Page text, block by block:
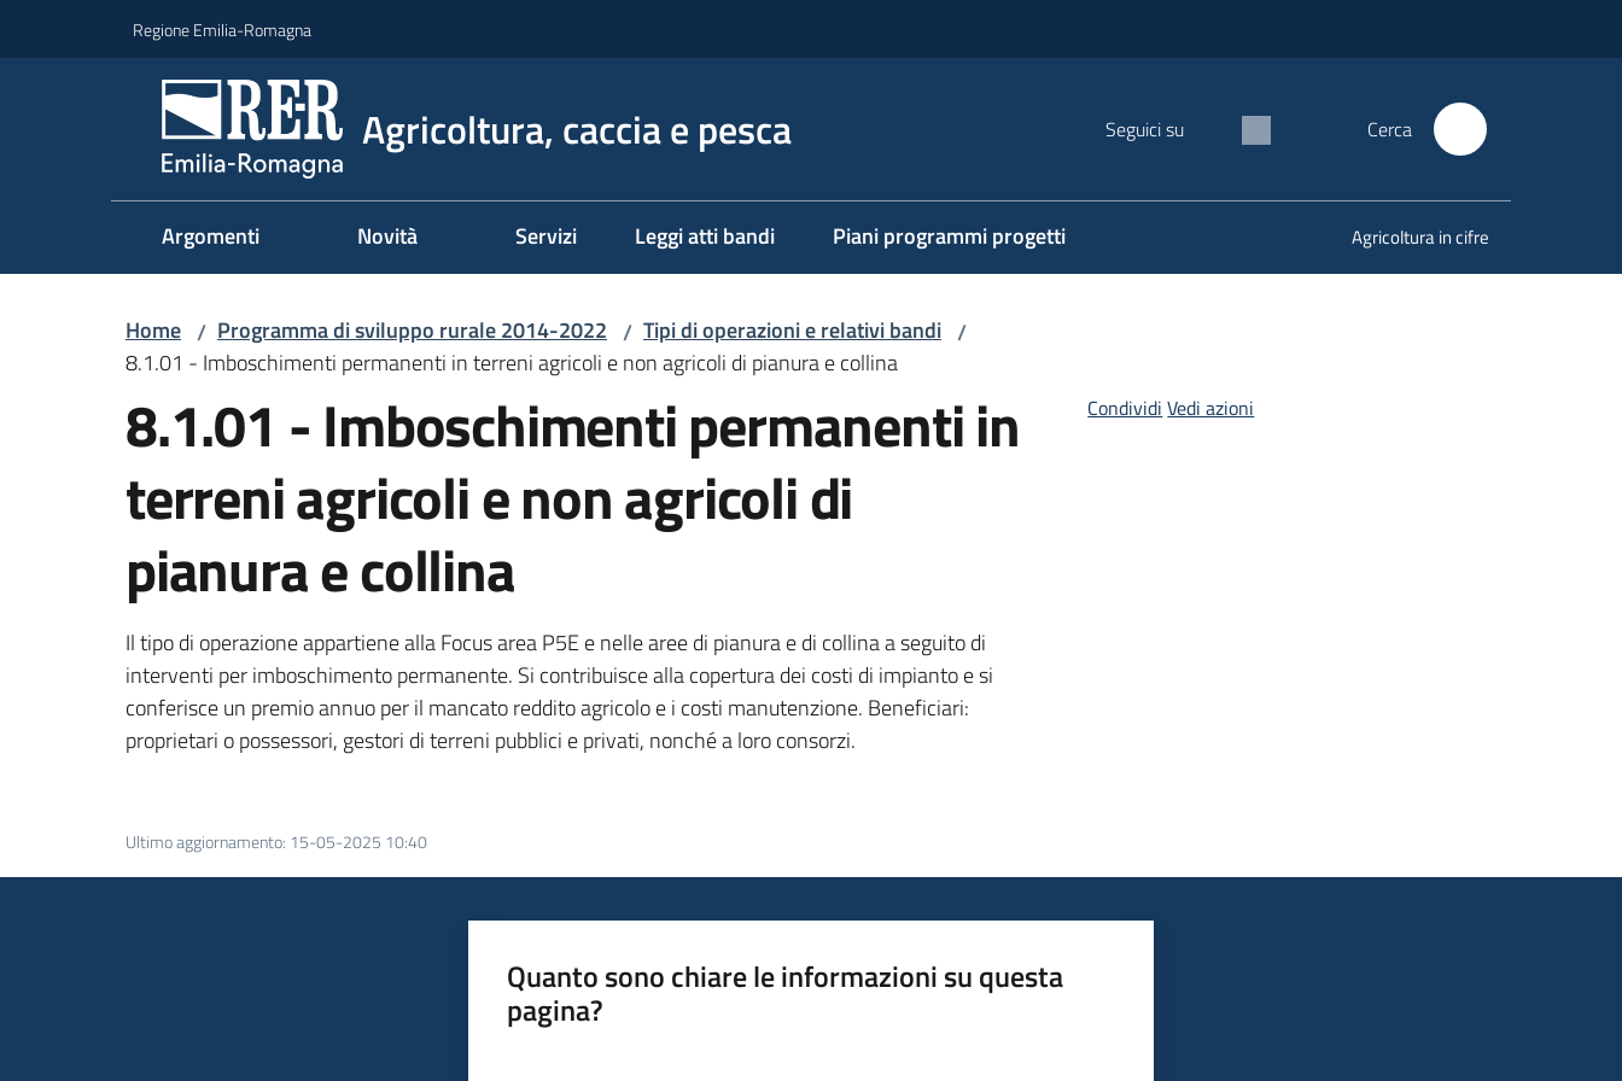
Regione Emilia-Romagna
Agricoltura, caccia e pesca Seguici su Cerca
Argomenti Novità Servizi Leggi atti bandi Piani programmi progetti Agricoltura in cifre
Home / Programma di sviluppo rurale 2014-2022 / Tipi di operazioni e relativi bandi /
8.1.01 - Imboschimenti permanenti in terreni agricoli e non agricoli di pianura e collina
8.1.01 - Imboschimenti permanenti in
terreni agricoli e non agricoli di
pianura e collina
Il tipo di operazione appartiene alla Focus area P5E e nelle aree di pianura e di collina a seguito di
interventi per imboschimento permanente. Si contribuisce alla copertura dei costi di impianto e si
conferisce un premio annuo per il mancato reddito agricolo e i costi manutenzione. Beneficiari:
proprietari o possessori, gestori di terreni pubblici e privati, nonché a loro consorzi.
Condividi Vedi azioni
Ultimo aggiornamento: 15-05-2025 10:40
Quanto sono chiare le informazioni su questa
pagina?